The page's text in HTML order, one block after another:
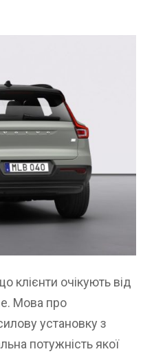
клієнти очікують від
Мова про
установку з
потужність якої